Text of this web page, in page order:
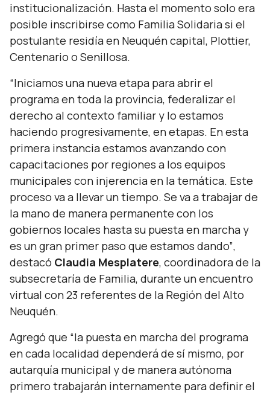
institucionalización. Hasta el momento solo era
posible inscribirse como Familia Solidaria si el
postulante residía en Neuquén capital, Plottier,
Centenario o Senillosa.
“Iniciamos una nueva etapa para abrir el
programa en toda la provincia, federalizar el
derecho al contexto familiar y lo estamos
haciendo progresivamente, en etapas. En esta
primera instancia estamos avanzando con
capacitaciones por regiones a los equipos
municipales con injerencia en la temática. Este
proceso va a llevar un tiempo. Se va a trabajar de
la mano de manera permanente con los
gobiernos locales hasta su puesta en marcha y
es un gran primer paso que estamos dando”,
destacó Claudia Mesplatere, coordinadora de la
subsecretaría de Familia, durante un encuentro
virtual con 23 referentes de la Región del Alto
Neuquén.
Agregó que “la puesta en marcha del programa
en cada localidad dependerá de sí mismo, por
autarquía municipal y de manera autónoma
primero trabajarán internamente para definir el